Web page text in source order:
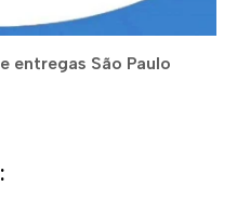
entregas São Paulo